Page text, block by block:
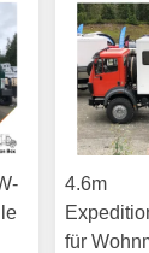
4.6m
für